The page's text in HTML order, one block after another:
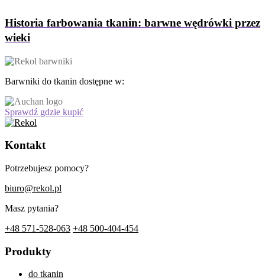
Historia farbowania tkanin: barwne wędrówki przez
wieki
Barwniki do tkanin dostępne w:
Sprawdź gdzie kupić
Kontakt
Potrzebujesz pomocy?
biuro@rekol.pl
Masz pytania?
+48 571-528-063 +48 500-404-454
Produkty
do tkanin